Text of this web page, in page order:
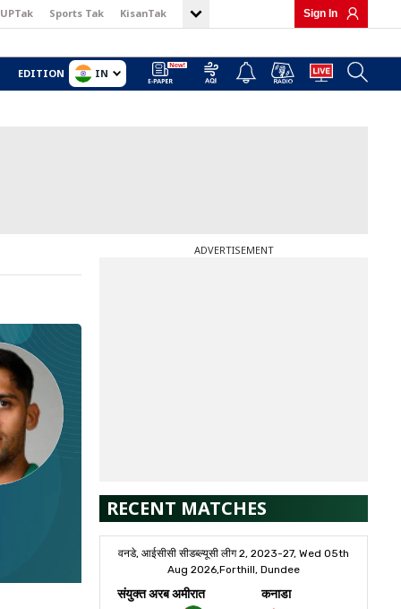
UPTak Sports Tak KisanTak Sign In
EDITION IN
ADVERTISEMENT
RECENT MATCHES